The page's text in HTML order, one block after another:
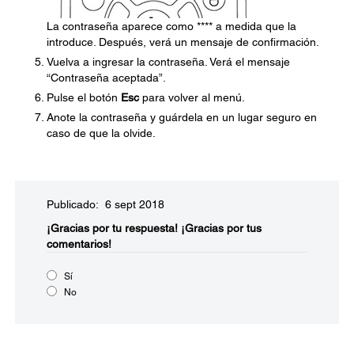
La contraseña aparece como **** a medida que la
introduce. Después, verá un mensaje de confirmación.
Vuelva a ingresar la contraseña. Verá el mensaje
“Contraseña aceptada”.
Pulse el botón Escpara volver al menú.
Anote la contraseña y guárdela en un lugar seguro en
caso de que la olvide.
Publicado: 6 sept 2018
¡Gracias por tu respuesta! ¡Gracias por tus
comentarios!
Sí
No